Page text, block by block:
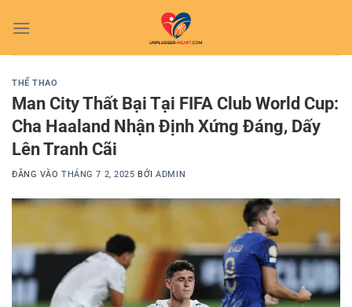
qua
THỂ THAO
Man City Thất Bại Tại FIFA Club World Cup:
Cha Haaland Nhận Định Xứng Đáng, Dấy
Lên Tranh Cãi
ĐĂNG VÀOTHÁNG 7 2, 2025 BỞIADMIN